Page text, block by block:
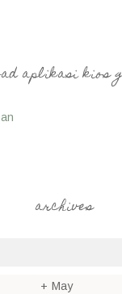
aplikasi kios
archives
+ May